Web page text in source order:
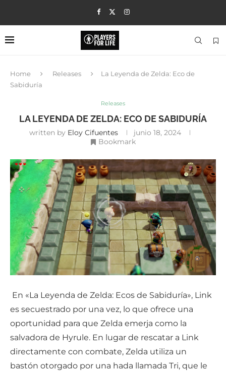
Home Releases
La Leyenda de Zelda: Eco de
Sabiduría
Releases
LA LEYENDA DE ZELDA: ECO DE SABIDURÍA
written by Eloy Cifuentes
junio 18, 2024
Bookmark
​ En «La Leyenda de Zelda: Ecos de Sabiduría», Link
es secuestrado por una vez, lo que ofrece una
oportunidad para que Zelda emerja como la
salvadora de Hyrule. En lugar de rescatar a Link
directamente con combate, Zelda utiliza un
bastón otorgado por una hada llamada Tri, que le